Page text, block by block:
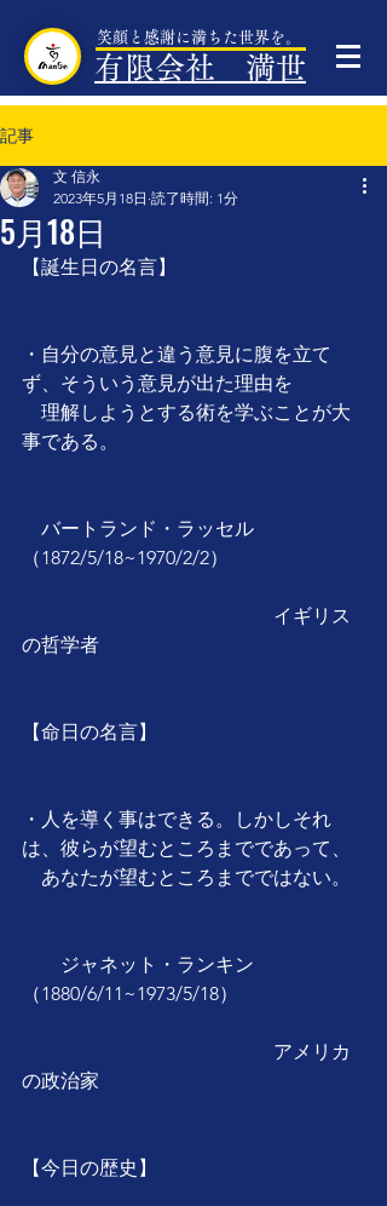
笑顔と感謝に満ちた世界を。
有限会社 満世
記事
5月18日
文 信永
2023年5月18日 読了時間: 1分
【誕生日の名言】
・自分の意見と違う意見に腹を立て
ず、そういう意見が出た理由を
理解しようとする術を学ぶことが大
事である。
バートランド・ラッセル
（1872/5/18~1970/2/2）
イギリス
の哲学者
【命日の名言】
・人を導く事はできる。しかしそれ
は、彼らが望むところまでであって、
あなたが望むところまでではない。
ジャネット・ランキン
（1880/6/11~1973/5/18）
アメリカ
の政治家
【今日の歴史】